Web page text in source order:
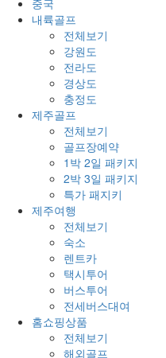
중국
내륙골프
전체보기
강원도
전라도
경상도
충정도
제주골프
전체보기
골프장예약
1박 2일 패키지
2박 3일 패키지
특가 패지키
제주여행
전체보기
숙소
렌트카
택시투어
버스투어
전세버스대여
홈쇼핑상품
전체보기
해외골프